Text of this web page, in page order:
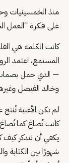
منذ الخمسينيات
على فكرة “العمل
كانت الكلمة هي
المستمع، اعتمد
— الذي حمل بصمات
وخالد الفيصل
لم تكن الأغنية
كانت تُصاغ كما تُصاغ
يكفي أن نتذكر
شهورًا بين الكتابة